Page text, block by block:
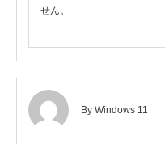
せん。
By Windows 11